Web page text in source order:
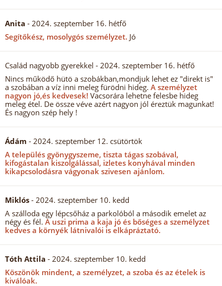
Anita - 2024. szeptember 16. hétfő
Segítőkész, mosolygós személyzet. Jó
Család nagyobb gyerekkel - 2024. szeptember 16. hétfő
Nincs működő hütö a szobákban,mondjuk lehet ez "direkt is"
a szobában a víz inni meleg fürödni hideg. A személyzet
nagyon jó,és kedvesek! Vacsorára lehetne felesbe hideg
meleg étel. De össze véve azért nagyon jól éreztük magunkat!
És nagyon szép hely !
Ádám - 2024. szeptember 12. csütörtök
A település gyönygyszeme, tiszta tágas szobával,
kifogástalan kiszolgálással, izletes konyhával minden
kikapcsolodásra vágyonak szivesen ajánlom.
Miklós - 2024. szeptember 10. kedd
A szálloda egy lépcsőház a parkolóból a második emelet az
négy és fél. A uszi prima a kaja jó és bőséges a személyzet
kedves a környék látnivalói is elkápráztató.
Tóth Attila - 2024. szeptember 10. kedd
Köszönök mindent, a személyzet, a szoba és az ételek is
kiválóak.